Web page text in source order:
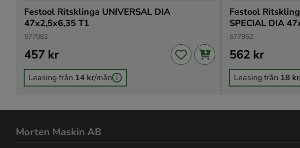
Festool Ritsklinga UNIVERSAL DIA
47x2,5x6,35 T1
577082
Pris:457 kr
457 kr
Leasing från 14 kr/mån
Festool
SPECIAL DIA
577962
Pris:562 kr
562 kr
Leasing från 18 kr
Morten Maskin AB